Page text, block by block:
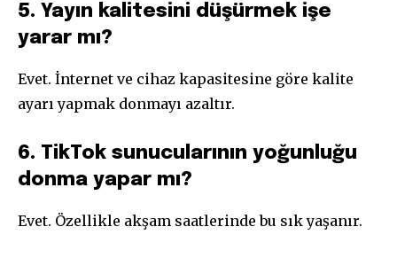
5. Yayın kalitesini düşürmek işe
yarar mı?
Evet. İnternet ve cihaz kapasitesine göre kalite
ayarı yapmak donmayı azaltır.
6. TikTok sunucularının yoğunluğu
donma yapar mı?
Evet. Özellikle akşam saatlerinde bu sık yaşanır.